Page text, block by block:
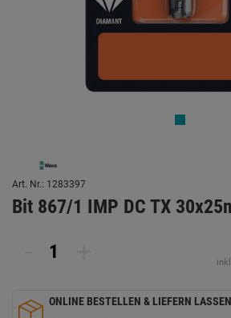
Art. Nr.: 1283397
Bit 867/1 IMP DC TX
ONLINE BESTELLEN & LIEFERN LASSEN